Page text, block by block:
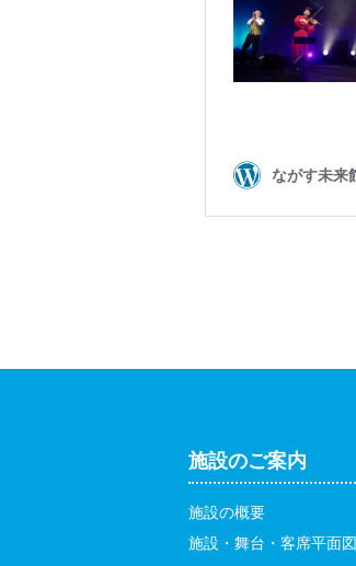
施設のご案内
施設の概要
施設・舞台・客席平面図